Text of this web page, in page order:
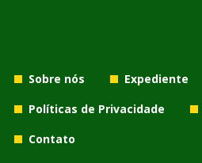
Sobre nós
Expediente
Políticas de Privacidade
Contato